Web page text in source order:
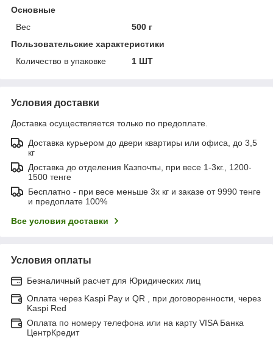
Основные
Вес
500 г
Пользовательские характеристики
Количество в упаковке
1 ШТ
Условия доставки
Доставка осуществляется только по предоплате.
Доставка курьером до двери квартиры или офиса, до 3,5
кг
Доставка до отделения Казпочты, при весе 1-3кг., 1200-
1500 тенге
Бесплатно - при весе меньше 3х кг и заказе от 9990 тенге
и предоплате 100%
Все условия доставки
Условия оплаты
Безналичный расчет для Юридических лиц
Оплата через Kaspi Pay и QR , при договоренности, через
Kaspi Red
Оплата по номеру телефона или на карту VISA Банка
ЦентрКредит